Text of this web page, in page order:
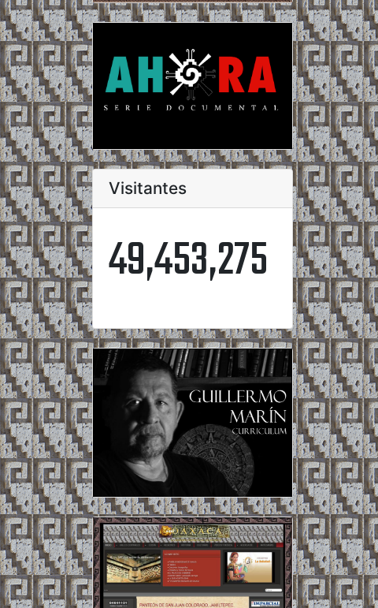
Visitantes
49,453,275